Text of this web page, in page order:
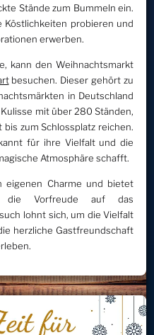
Stände zum Bummeln ein.
Köstlichkeiten probieren und
erwerben.
kann den Weihnachtsmarkt
besuchen. Dieser gehört zu
in Deutschland
mit über 280 Ständen,
zum Schlossplatz reichen.
für ihre Vielfalt und die
Atmosphäre schafft.
eigenen Charme und bietet
die Vorfreude auf das
lohnt sich, um die Vielfalt
herzliche Gastfreundschaft